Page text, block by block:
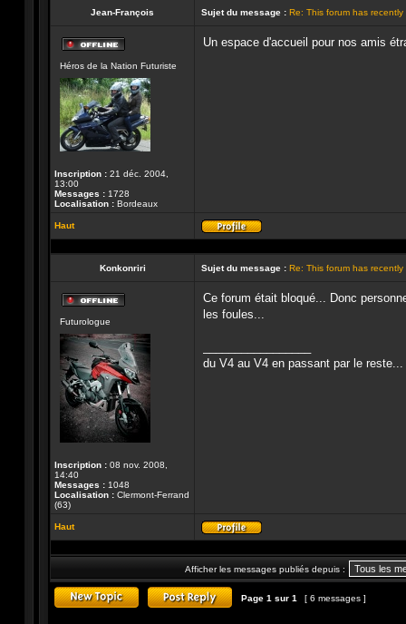
Jean-François Sujet du message : Re: This forum has
ligne
Héros de la Nation Futuriste
Inscription : 21 déc. 2004,
13:00
Messages : 1728
Localisation : Bordeaux
Un espace d'accueil pour nos amis
Haut
Profil
Konkonriri Sujet du message : Re: This forum has
Futurologue
Inscription : 08 nov. 2008,
14:40
Messages : 1048
Localisation : Clermont-Ferrand
(63)
Ce forum était bloqué... Donc
les foules...
du V4 au V4 en passant par le reste...
Haut
Profil
Afficher les messages publiés depuis :
Page 1 sur 1 [ 6 messages ]